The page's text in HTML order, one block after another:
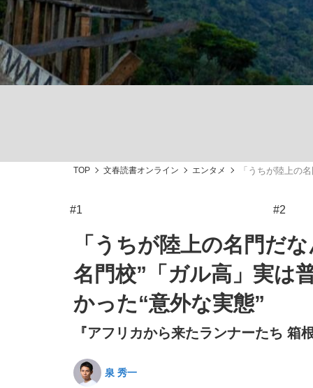
「90%は失敗する。でも…」本田圭佑が初
終戦から81年
the Style
TOP 文春読書オンライン エンタメ 「うちが陸上の
#1 #2
「うちが陸上の名門だ
名門校”「ガル高」実は
かった“意外な実態”
『アフリカから来たランナーたち 箱
泉 秀一